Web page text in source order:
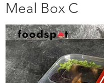
KATALOG
LOYALTY
PROGRAM
FAQ
ABOUT
US
Meal Box C